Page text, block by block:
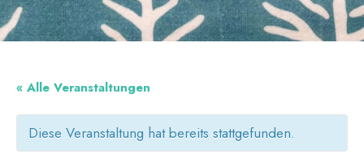
« Alle Veranstaltungen
Diese Veranstaltung hat bereits stattgefunden.